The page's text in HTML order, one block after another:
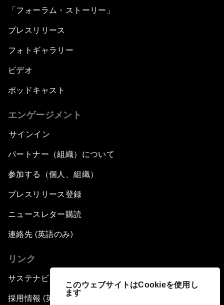
このウェブサイトはCookieを使用し
ます
「フォーラム・ストーリー」
プレスリリース
フォトギャラリー
ビデオ
ポッドキャスト
エンゲージメント
サインイン
パートナー（組織）について
参加する（個人、組織）
プレスリリース登録
ニュースレター購読
連絡先 (英語のみ)
リンク
サステナビリティへの取り組み
採用情報 (英語のみ)